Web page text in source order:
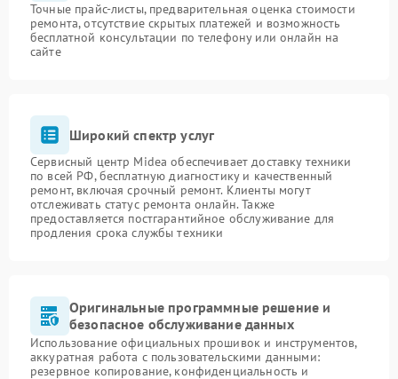
Точные прайс-листы, предварительная оценка стоимости
ремонта, отсутствие скрытых платежей и возможность
бесплатной консультации по телефону или онлайн на
сайте
Широкий спектр услуг
Сервисный центр Midea обеспечивает доставку техники
по всей РФ, бесплатную диагностику и качественный
ремонт, включая срочный ремонт. Клиенты могут
отслеживать статус ремонта онлайн. Также
предоставляется постгарантийное обслуживание для
продления срока службы техники
Оригинальные программные решение и
безопасное обслуживание данных
Использование официальных прошивок и инструментов,
аккуратная работа с пользовательскими данными:
резервное копирование, конфиденциальность и